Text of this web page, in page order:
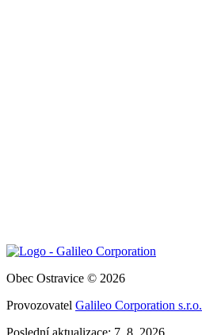
Obec Ostravice © 2026
Provozovatel Galileo Corporation s.r.o.
Poslední aktualizace: 7. 8. 2026